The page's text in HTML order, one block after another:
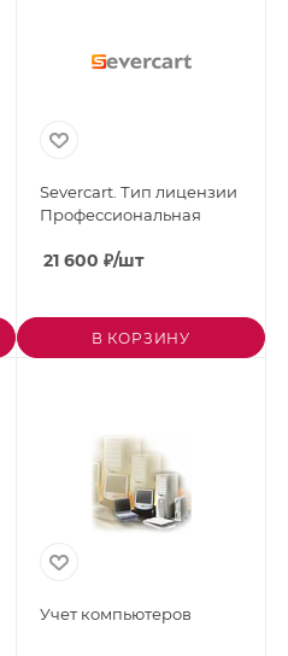
Severcart. Тип лицензии
Профессиональная
21 600 ₽/шт
В КОРЗИНУ
Учет компьютеров